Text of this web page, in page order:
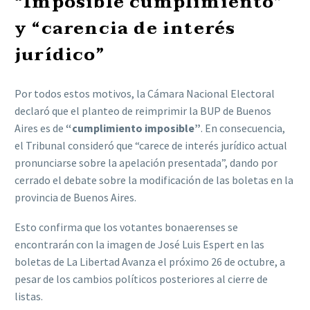
y “carencia de interés
jurídico”
Por todos estos motivos, la Cámara Nacional Electoral
declaró que el planteo de reimprimir la BUP de Buenos
Aires es de “cumplimiento imposible”. En consecuencia,
el Tribunal consideró que “carece de interés jurídico actual
pronunciarse sobre la apelación presentada”, dando por
cerrado el debate sobre la modificación de las boletas en la
provincia de Buenos Aires.
Esto confirma que los votantes bonaerenses se
encontrarán con la imagen de José Luis Espert en las
boletas de La Libertad Avanza el próximo 26 de octubre, a
pesar de los cambios políticos posteriores al cierre de
listas.